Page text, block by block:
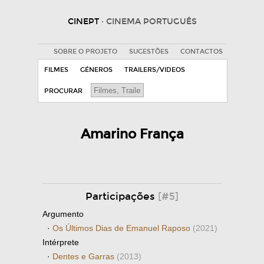
CINEPT · CINEMA PORTUGUÊS
SOBRE O PROJETO SUGESTÕES CONTACTOS
FILMES GÉNEROS TRAILERS/VIDEOS
PROCURAR
Amarino França
Participações [#5]
Argumento
· Os Últimos Dias de Emanuel Raposo (2021)
Intérprete
· Dentes e Garras (2013)